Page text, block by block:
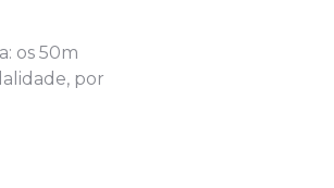
os 50m
por